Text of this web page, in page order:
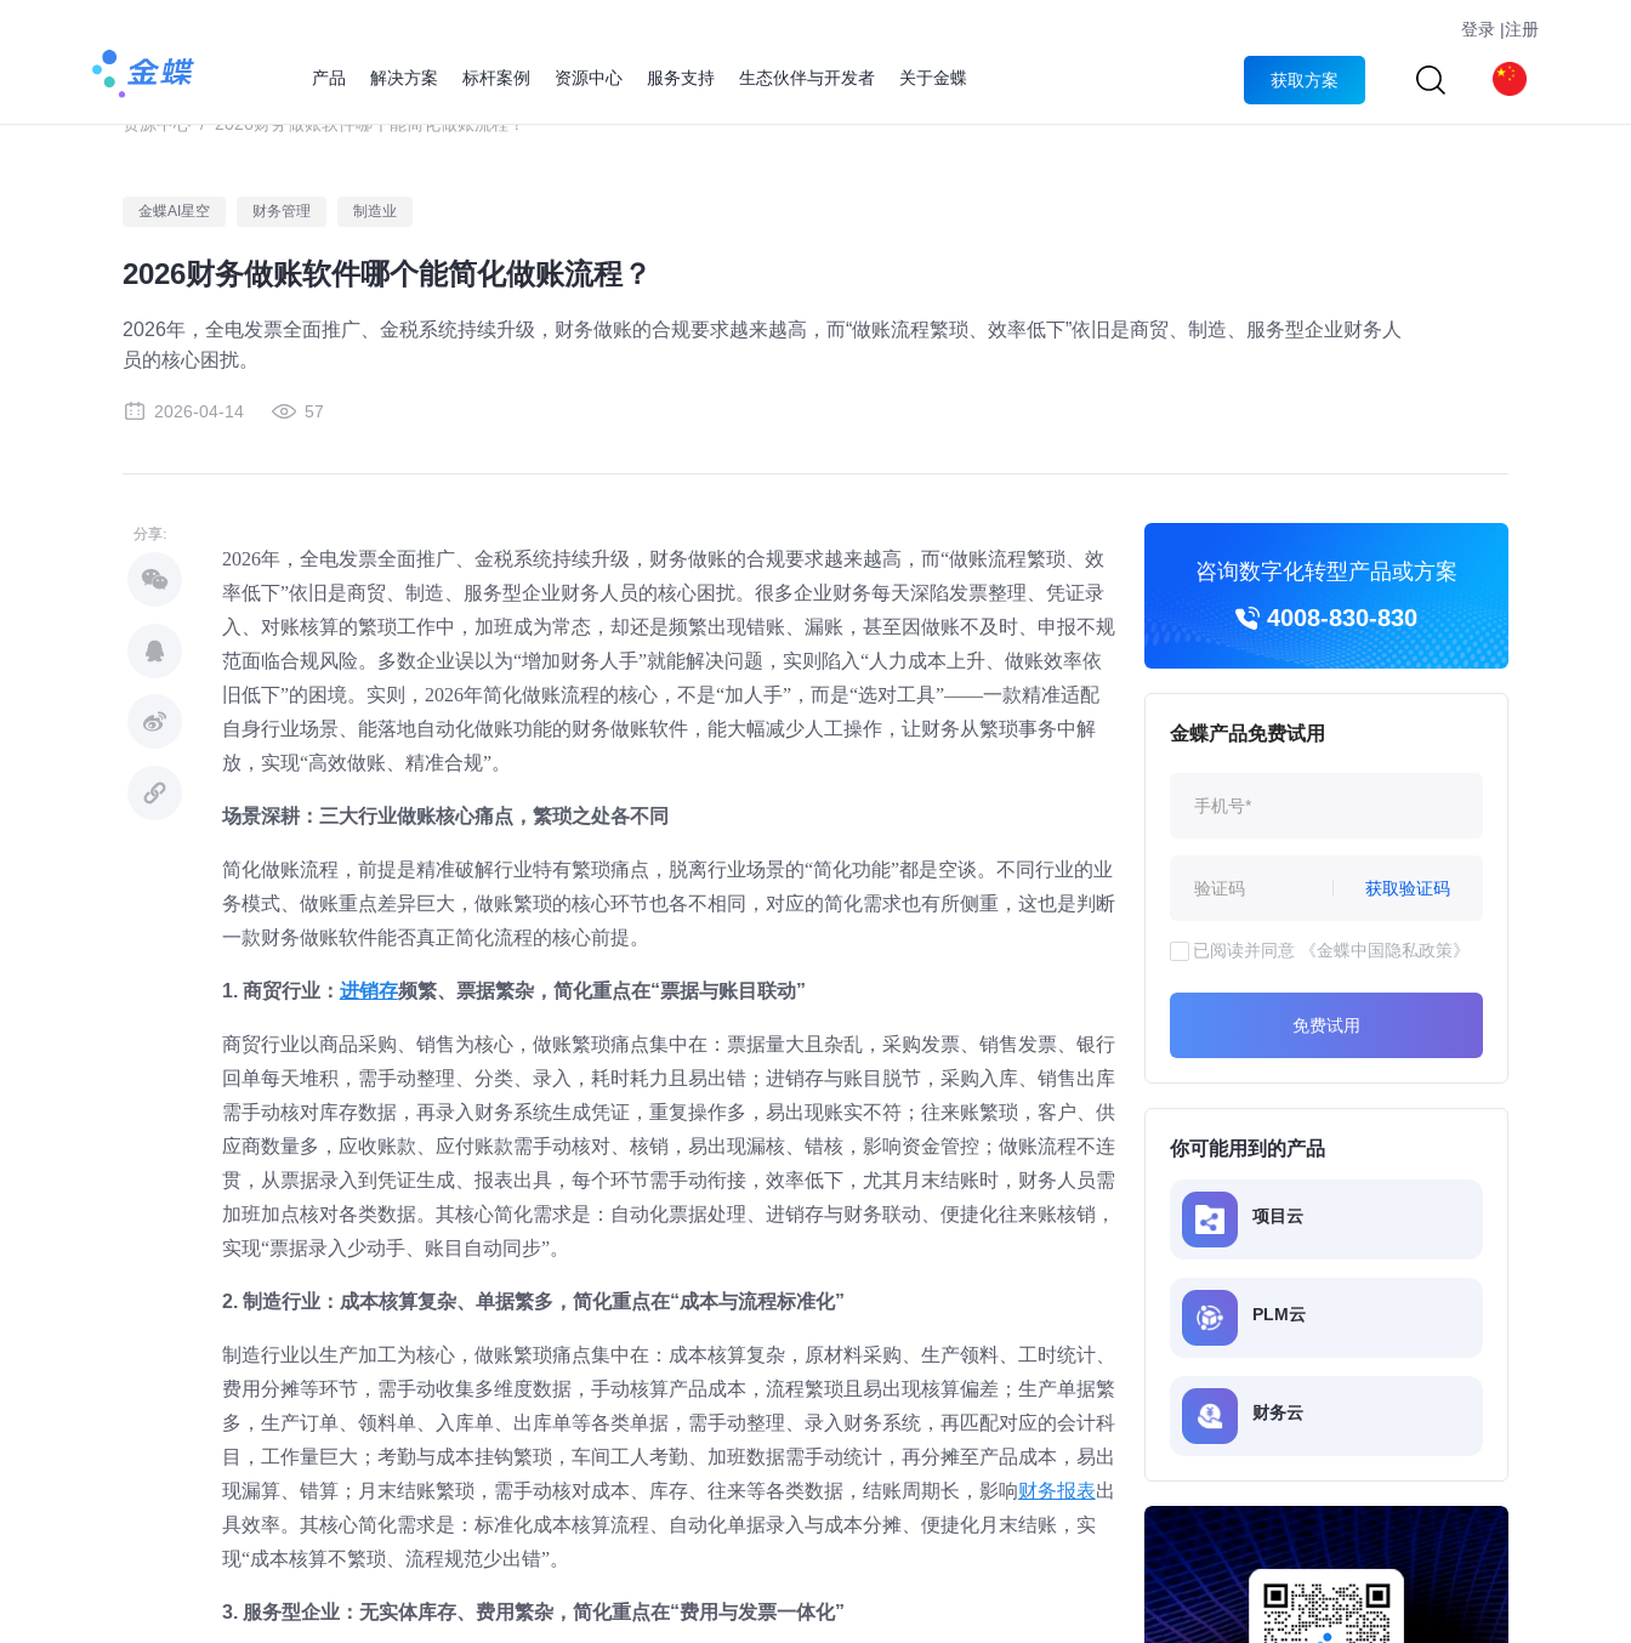
登录 |注册
产品 解决方案 标杆案例 资源中心 服务支持 生态伙伴与开发者 关于金蝶 获取方案
资源中心 / 2026财务做账软件哪个能简化做账流程？
金蝶AI星空 财务管理 制造业
2026财务做账软件哪个能简化做账流程？
2026年，全电发票全面推广、金税系统持续升级，财务做账的合规要求越来越高，而“做账流程繁琐、效率低下”依旧是商贸、制造、服务型企业财务人
员的核心困扰。
2026-04-14 57
分享:
2026年，全电发票全面推广、金税系统持续升级，财务做账的合规要求越来越高，而“做账流程繁琐、效
率低下”依旧是商贸、制造、服务型企业财务人员的核心困扰。很多企业财务每天深陷发票整理、凭证录
入、对账核算的繁琐工作中，加班成为常态，却还是频繁出现错账、漏账，甚至因做账不及时、申报不规
范面临合规风险。多数企业误以为“增加财务人手”就能解决问题，实则陷入“人力成本上升、做账效率依
旧低下”的困境。实则，2026年简化做账流程的核心，不是“加人手”，而是“选对工具”——一款精准适配
自身行业场景、能落地自动化做账功能的财务做账软件，能大幅减少人工操作，让财务从繁琐事务中解
放，实现“高效做账、精准合规”。
场景深耕：三大行业做账核心痛点，繁琐之处各不同
简化做账流程，前提是精准破解行业特有繁琐痛点，脱离行业场景的“简化功能”都是空谈。不同行业的业
务模式、做账重点差异巨大，做账繁琐的核心环节也各不相同，对应的简化需求也有所侧重，这也是判断
一款财务做账软件能否真正简化流程的核心前提。
1. 商贸行业： 进销存频繁、票据繁杂，简化重点在“票据与账目联动”
商贸行业以商品采购、销售为核心，做账繁琐痛点集中在：票据量大且杂乱，采购发票、销售发票、银行
回单每天堆积，需手动整理、分类、录入，耗时耗力且易出错；进销存与账目脱节，采购入库、销售出库
需手动核对库存数据，再录入财务系统生成凭证，重复操作多，易出现账实不符；往来账繁琐，客户、供
应商数量多，应收账款、应付账款需手动核对、核销，易出现漏核、错核，影响资金管控；做账流程不连
贯，从票据录入到凭证生成、报表出具，每个环节需手动衔接，效率低下，尤其月末结账时，财务人员需
加班加点核对各类数据。其核心简化需求是：自动化票据处理、进销存与财务联动、便捷化往来账核销，
实现“票据录入少动手、账目自动同步”。
2. 制造行业：成本核算复杂、单据繁多，简化重点在“成本与流程标准化”
制造行业以生产加工为核心，做账繁琐痛点集中在：成本核算复杂，原材料采购、生产领料、工时统计、
费用分摊等环节，需手动收集多维度数据，手动核算产品成本，流程繁琐且易出现核算偏差；生产单据繁
多，生产订单、领料单、入库单、出库单等各类单据，需手动整理、录入财务系统，再匹配对应的会计科
目，工作量巨大；考勤与成本挂钩繁琐，车间工人考勤、加班数据需手动统计，再分摊至产品成本，易出
现漏算、错算；月末结账繁琐，需手动核对成本、库存、往来等各类数据，结账周期长，影响财务报表出
具效率。其核心简化需求是：标准化成本核算流程、自动化单据录入与成本分摊、便捷化月末结账，实
现“成本核算不繁琐、流程规范少出错”。
3. 服务型企业：无实体库存、费用繁杂，简化重点在“费用与发票一体化”
咨询数字化转型产品或方案
4008-830-830
金蝶产品免费试用
获取验证码
已阅读并同意 《金蝶中国隐私政策》
免费试用
你可能用到的产品
项目云
PLM云
财务云